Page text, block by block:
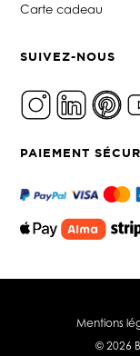
Carte cadeau
SUIVEZ-NOUS
PAIEMENT
Mentions
© 2026